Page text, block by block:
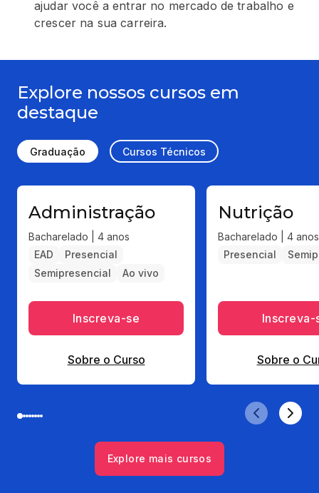
ajudar você a entrar no mercado de trabalho e
crescer na sua carreira.
Explore nossos cursos em
destaque
Graduação Cursos Técnicos
Administração
Bacharelado | 4 anos
EAD
Presencial
Semipresencial
Ao vivo
Inscreva-se
Sobre o Curso
Nutrição
Bacharelado | 4 anos
Presencial
Inscreva-
Sobre o
Explore mais cursos